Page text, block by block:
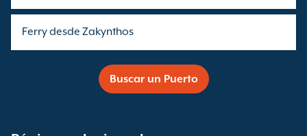
Ferry desde Zakynthos
Buscar un Puerto